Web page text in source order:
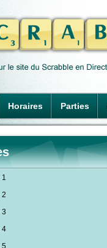
Horaires Parties
1
2
3
4
5